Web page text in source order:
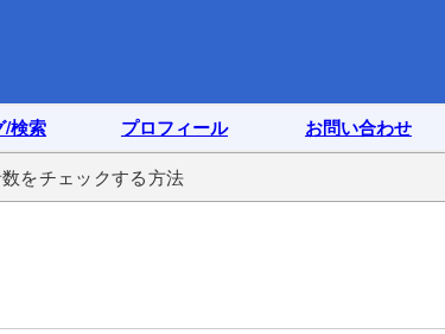
/検索 プロフィール お問い合わせ
をチェックする方法